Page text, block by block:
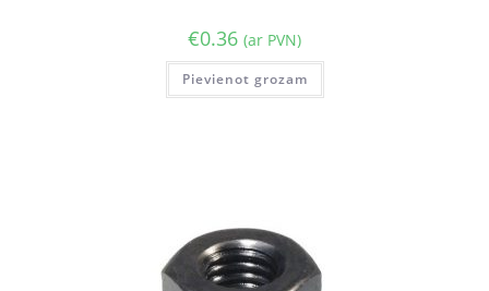
€0.36 (ar PVN)
Pievienot grozam